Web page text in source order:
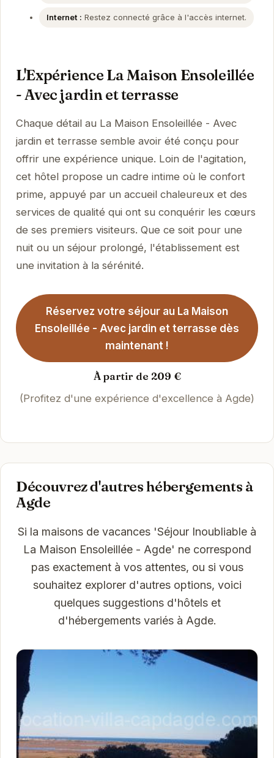
Internet : Restez connecté grâce à l'accès internet.
L'Expérience La Maison Ensoleillée
- Avec jardin et terrasse
Chaque détail au La Maison Ensoleillée - Avec
jardin et terrasse semble avoir été conçu pour
offrir une expérience unique. Loin de l'agitation,
cet hôtel propose un cadre intime où le confort
prime, appuyé par un accueil chaleureux et des
services de qualité qui ont su conquérir les cœurs
de ses premiers visiteurs. Que ce soit pour une
nuit ou un séjour prolongé, l'établissement est
une invitation à la sérénité.
Réservez votre séjour au La Maison
Ensoleillée - Avec jardin et terrasse dès
maintenant !
À partir de 209 €
(Profitez d'une expérience d'excellence à Agde)
Découvrez d'autres hébergements à
Agde
Si la maisons de vacances 'Séjour Inoubliable à
La Maison Ensoleillée - Agde' ne correspond
pas exactement à vos attentes, ou si vous
souhaitez explorer d'autres options, voici
quelques suggestions d'hôtels et
d'hébergements variés à Agde.